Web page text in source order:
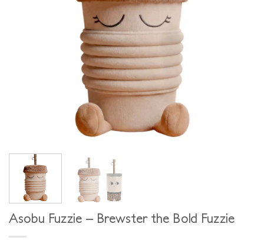
Asobu Fuzzie – Brewster the Bold Fuzzie